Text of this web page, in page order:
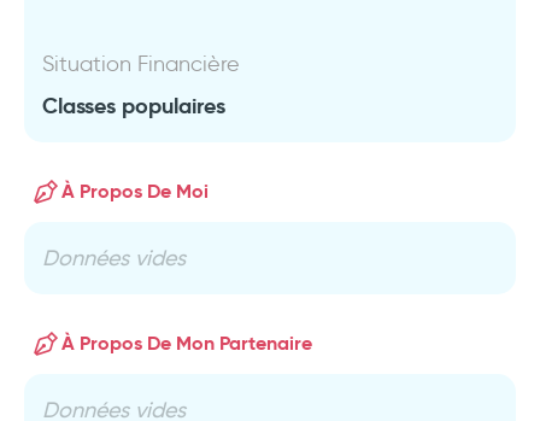
Situation Financière
Classes populaires
À Propos De Moi
Données vides
À Propos De Mon Partenaire
Données vides